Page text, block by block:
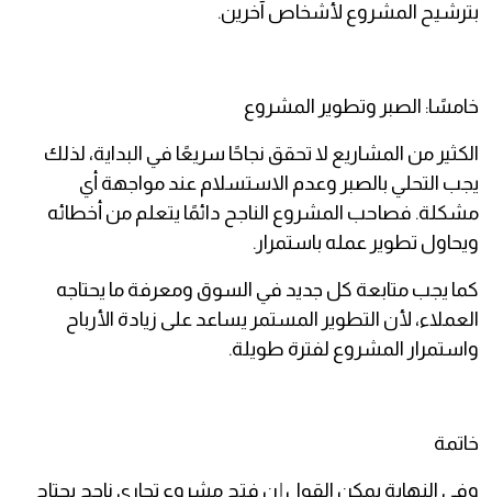
بترشيح المشروع لأشخاص آخرين.
خامسًا: الصبر وتطوير المشروع
الكثير من المشاريع لا تحقق نجاحًا سريعًا في البداية، لذلك
يجب التحلي بالصبر وعدم الاستسلام عند مواجهة أي
مشكلة. فصاحب المشروع الناجح دائمًا يتعلم من أخطائه
ويحاول تطوير عمله باستمرار.
كما يجب متابعة كل جديد في السوق ومعرفة ما يحتاجه
العملاء، لأن التطوير المستمر يساعد على زيادة الأرباح
واستمرار المشروع لفترة طويلة.
خاتمة
وفي النهاية يمكن القول إن فتح مشروع تجاري ناجح يحتاج